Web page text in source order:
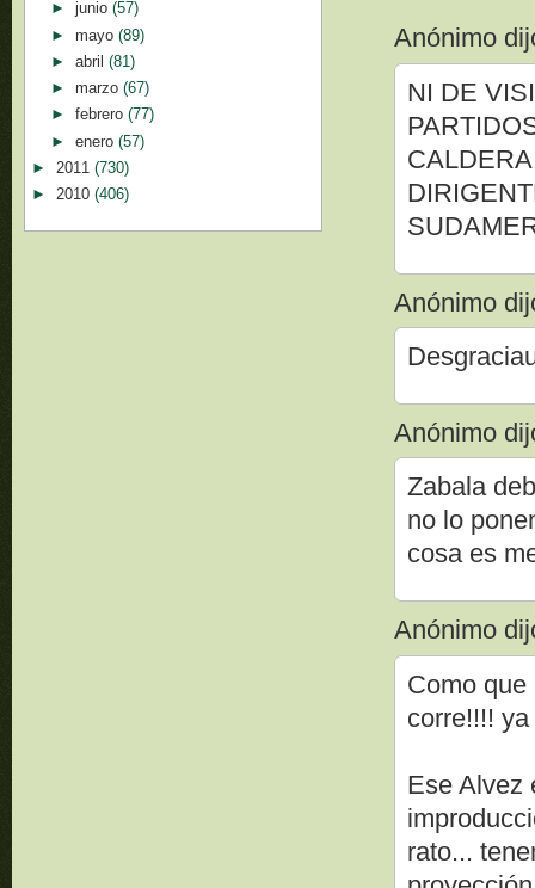
Anónimo
NI DE
Anónimo
Anónimo
Zabala
no lo
cosa es
Anónimo
Como
corre!!!!
Ese Alvez
rato...
► junio (57)
► mayo (89)
► abril (81)
► marzo (67)
► febrero (77)
► enero (57)
► 2011 (730)
► 2010 (406)